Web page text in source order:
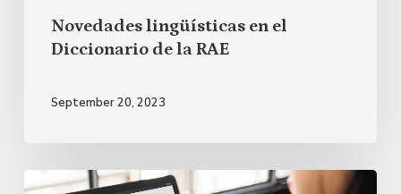
Novedades lingüísticas en el
Diccionario de la RAE
September 20, 2023
La